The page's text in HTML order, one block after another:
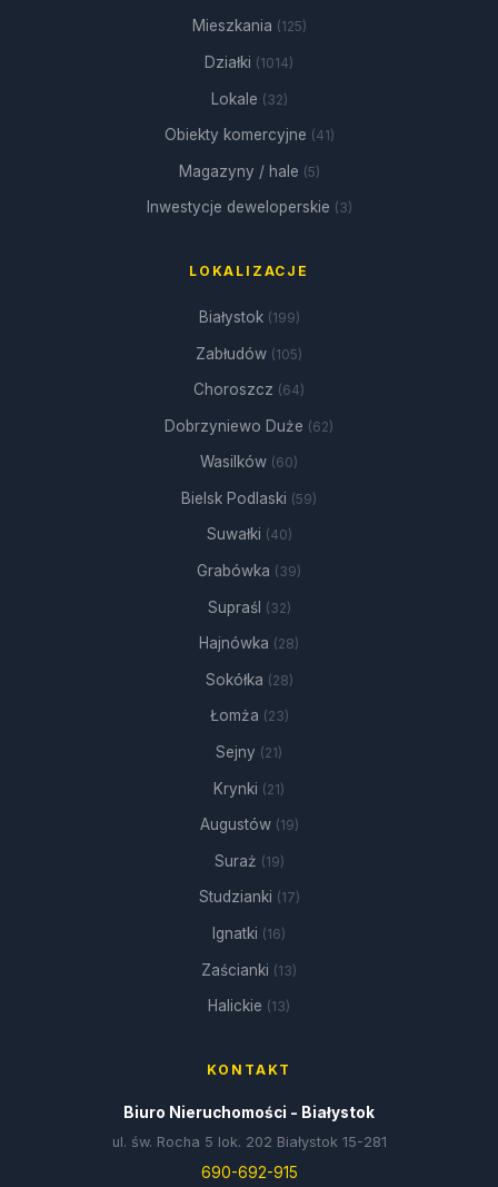
Mieszkania (125)
Działki (1014)
Lokale (32)
Obiekty komercyjne (41)
Magazyny / hale (5)
Inwestycje deweloperskie (3)
LOKALIZACJE
Białystok (199)
Zabłudów (105)
Choroszcz (64)
Dobrzyniewo Duże (62)
Wasilków (60)
Bielsk Podlaski (59)
Suwałki (40)
Grabówka (39)
Supraśl (32)
Hajnówka (28)
Sokółka (28)
Łomża (23)
Sejny (21)
Krynki (21)
Augustów (19)
Suraż (19)
Studzianki (17)
Ignatki (16)
Zaścianki (13)
Halickie (13)
KONTAKT
Biuro Nieruchomości - Białystok
ul. św. Rocha 5 lok. 202 Białystok 15-281
690-692-915